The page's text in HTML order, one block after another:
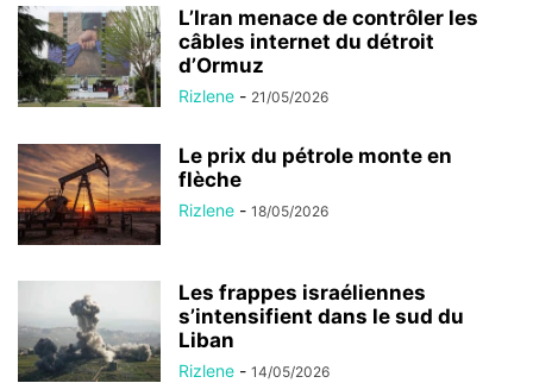
L’Iran menace de contrôler les
câbles internet du détroit
d’Ormuz
Rizlene - 21/05/2026
Le prix du pétrole monte en
flèche
Rizlene - 18/05/2026
Les frappes israéliennes
s’intensifient dans le sud du
Liban
Rizlene - 14/05/2026